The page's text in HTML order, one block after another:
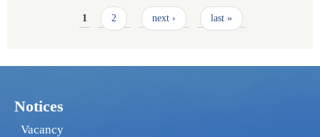
1 2 next › last »
Notices
Vacancy